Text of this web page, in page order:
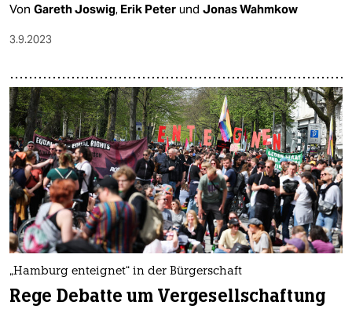
Von Gareth Joswig, Erik Peter und Jonas Wahmkow
3.9.2023
„Hamburg enteignet“ in der Bürgerschaft
Rege Debatte um Vergesellschaftung